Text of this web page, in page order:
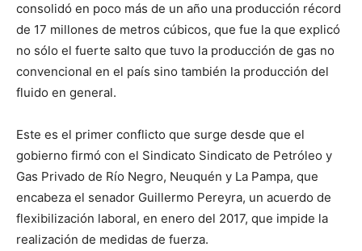
consolidó en poco más de un año una producción récord
de 17 millones de metros cúbicos, que fue la que explicó
no sólo el fuerte salto que tuvo la producción de gas no
convencional en el país sino también la producción del
fluido en general.
Este es el primer conflicto que surge desde que el
gobierno firmó con el Sindicato Sindicato de Petróleo y
Gas Privado de Río Negro, Neuquén y La Pampa, que
encabeza el senador Guillermo Pereyra, un acuerdo de
flexibilización laboral, en enero del 2017, que impide la
realización de medidas de fuerza.